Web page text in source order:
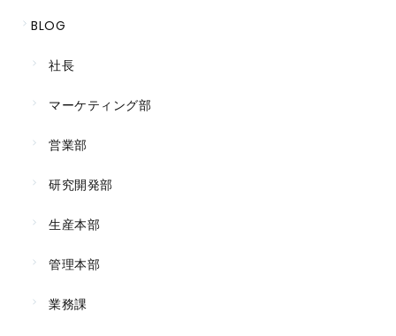
BLOG
社長
マーケティング部
営業部
研究開発部
生産本部
管理本部
業務課